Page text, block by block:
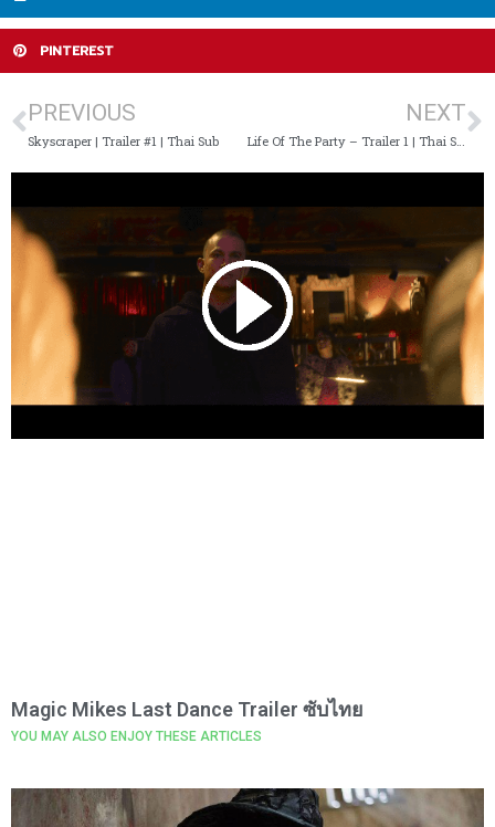
PINTEREST
PREVIOUS
Skyscraper | Trailer #1 | Thai Sub
NEXT
Life Of The Party – Trailer 1 | Thai Sub
Magic Mikes Last Dance Trailer ซับไทย
YOU MAY ALSO ENJOY THESE ARTICLES